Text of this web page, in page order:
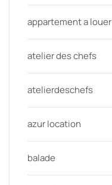
appartement a louer
atelier des chefs
atelierdeschefs
azur location
balade